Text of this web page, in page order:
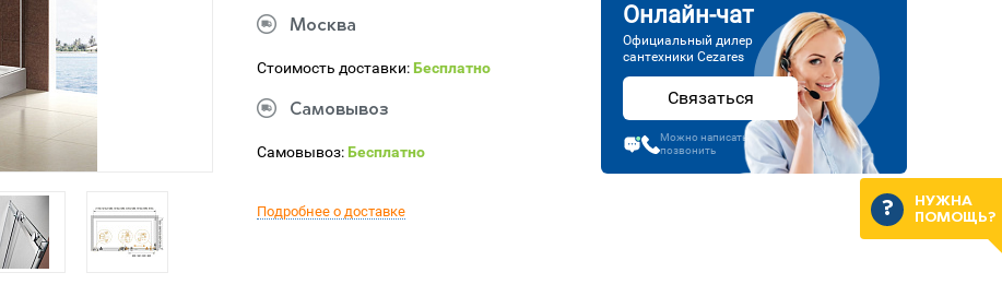
Москва
Стоимость доставки:Бесплатно
Самовывоз
Самовывоз:Бесплатно
Подробнее о доставке
Онлайн-чат
Официальный дилер
сантехники Cezares
Связаться
Можно написать или
позвонить
НУЖНА
ПОМОЩЬ?